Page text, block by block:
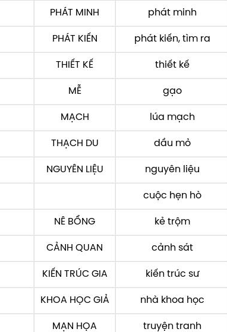
PHÁT MINH phát minh
PHÁT KIẾN phát kiến, tìm ra
THIẾT KẾ thiết kế
MỄ gạo
MẠCH lúa mạch
THẠCH DU dầu mỏ
NGUYÊN LIỆU nguyên liệu
cuộc hẹn hò
NÊ BỔNG kẻ trộm
CẢNH QUAN cảnh sát
KIẾN TRÚC GIA kiến trúc sư
KHOA HỌC GIẢ nhà khoa học
MẠN HỌA truyện tranh